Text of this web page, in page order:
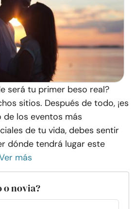
será tu primer beso real?
sitios. Después de todo, ¡es
los eventos más
de tu vida, debes sentir
dónde tendrá lugar este
más
o novia?